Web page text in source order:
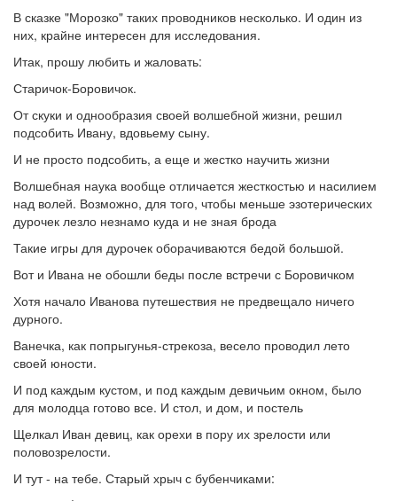
В сказке "Морозко" таких проводников несколько. И один из
них, крайне интересен для исследования.
Итак, прошу любить и жаловать:
Старичок-Боровичок.
От скуки и однообразия своей волшебной жизни, решил
подсобить Ивану, вдовьему сыну.
И не просто подсобить, а еще и жестко научить жизни
Волшебная наука вообще отличается жесткостью и насилием
над волей. Возможно, для того, чтобы меньше эзотерических
дурочек лезло незнамо куда и не зная брода
Такие игры для дурочек оборачиваются бедой большой.
Вот и Ивана не обошли беды после встречи с Боровичком
Хотя начало Иванова путешествия не предвещало ничего
дурного.
Ванечка, как попрыгунья-стрекоза, весело проводил лето
своей юности.
И под каждым кустом, и под каждым девичьим окном, было
для молодца готово все. И стол, и дом, и постель
Щелкал Иван девиц, как орехи в пору их зрелости или
половозрелости.
И тут - на тебе. Старый хрыч с бубенчиками: